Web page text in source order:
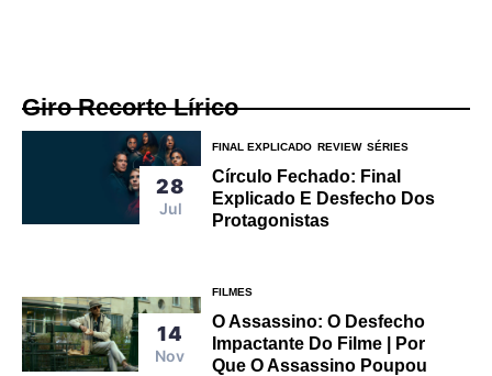
Giro Recorte Lírico
28
Jul
FINAL EXPLICADO REVIEW SÉRIES
Círculo Fechado: Final
Explicado E Desfecho Dos
Protagonistas
14
Nov
FILMES
O Assassino: O Desfecho
Impactante Do Filme | Por
Que O Assassino Poupou